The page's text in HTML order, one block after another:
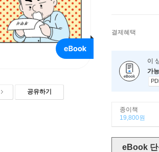
공유하기
결제혜택
이
가능
종이책
19,800원
eBook 단